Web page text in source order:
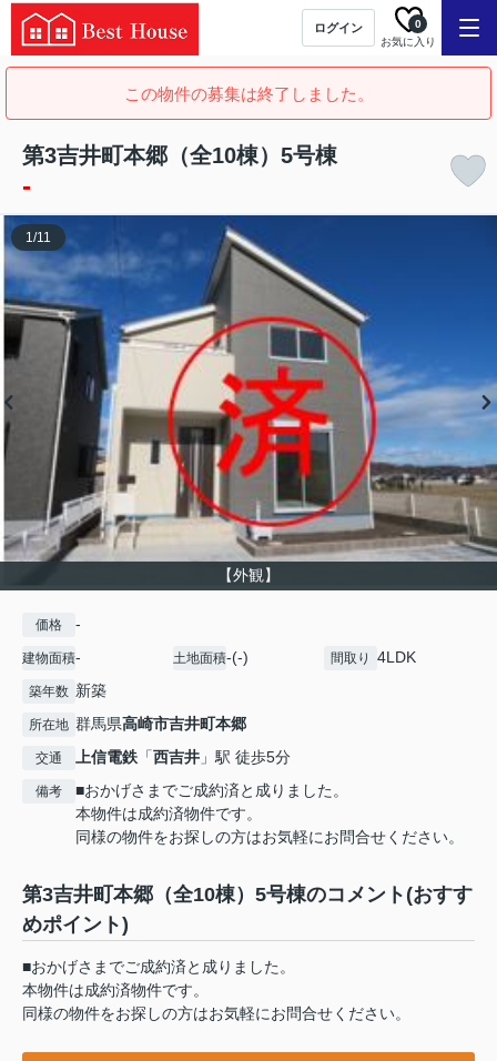
ログイン
お気に入り
0
この物件の募集は終了しました。
第3吉井町本郷（全10棟）5号棟
-
【外観】
1/11
価格 -
建物面積- 土地面積-(-) 間取り 4LDK
築年数 新築
所在地 群馬県高崎市吉井町本郷
交通 上信電鉄 「西吉井 」駅 徒歩5分
備考
■おかげさまでご成約済と成りました。
本物件は成約済物件です。
同様の物件をお探しの方はお気軽にお問合せください。
第3吉井町本郷（全10棟）5号棟のコメント(おすす
めポイント)
■おかげさまでご成約済と成りました。
本物件は成約済物件です。
同様の物件をお探しの方はお気軽にお問合せください。